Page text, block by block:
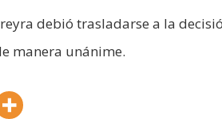
debió trasladarse a la
manera unánime.